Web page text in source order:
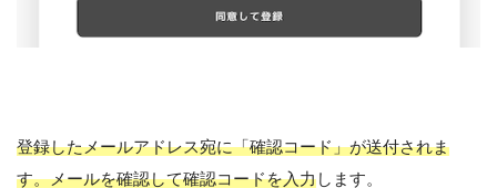
登録したメールアドレス宛に「確認コード」が送付されま
す。メールを確認して確認コードを入力します。